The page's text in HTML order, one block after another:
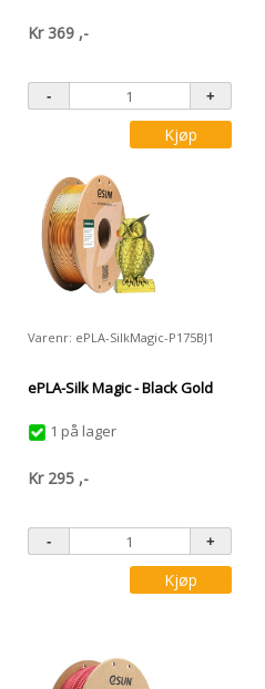
Kr369 ,-
Kjøp
Varenr: ePLA-SilkMagic-P175BJ1
ePLA-Silk Magic - Black Gold
1 på lager
Kr 295 ,-
Kjøp